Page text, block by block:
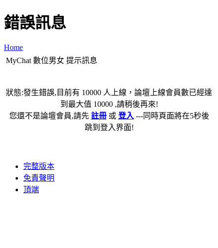
錯誤訊息
Home
MyChat 數位男女 提示訊息
狀態:發生錯誤,目前有 10000 人上線，論壇上線會員數已經達
到最大值 10000 ,請稍後再來!
您還不是論壇會員,請先 註冊或 登入 ---同時頁面將在5秒後
跳到登入界面!
完整版本
免責聲明
頂端